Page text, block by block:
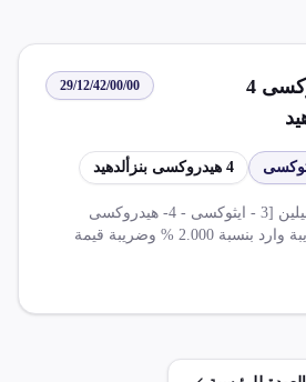
إيثيل فانيلين 3 ايثوكسى 4
29/12/42/00/00
4 هيدروكسى بنزألدهيد
تتعلق التعرفة بإيثيل فانيلين [3 - ايثوكسى - 4- هيدروكسى
بنزألدهيد]، وتخضع لضريبة وارد بنسبة 2.000 % وضريبة قيمة